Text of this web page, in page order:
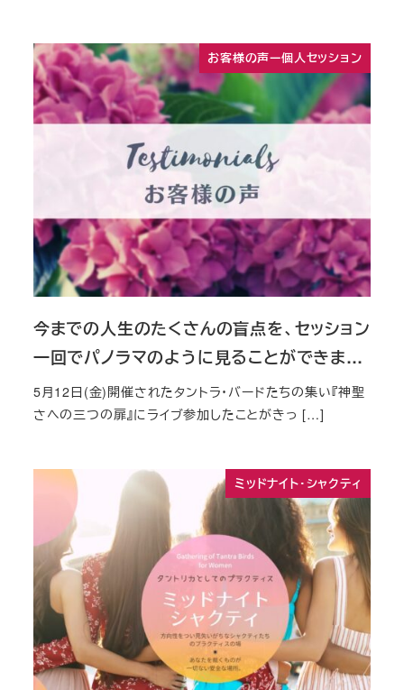
お客様の声ー個人セッション
今までの人生のたくさんの盲点を、セッション
一回でパノラマのように見ることができま…
5月12日(金)開催されたタントラ・バードたちの集い『神聖
さへの三つの扉』にライブ参加したことがきっ […]
ミッドナイト・シャクティ